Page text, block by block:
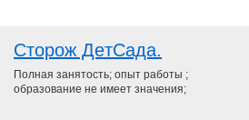
Сторож ДeтСaда.
Полная занятость; опыт работы ;
образование не имеет значения;